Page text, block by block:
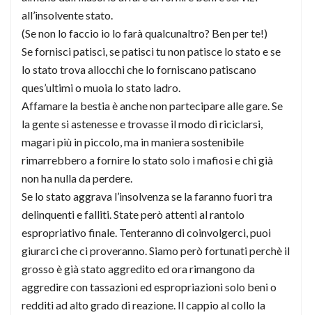
all’insolvente stato.
(Se non lo faccio io lo farà qualcunaltro? Ben per te!)
Se fornisci patisci, se patisci tu non patisce lo stato e se
lo stato trova allocchi che lo forniscano patiscano
ques’ultimi o muoia lo stato ladro.
Affamare la bestia è anche non partecipare alle gare. Se
la gente si astenesse e trovasse il modo di riciclarsi,
magari più in piccolo, ma in maniera sostenibile
rimarrebbero a fornire lo stato solo i mafiosi e chi già
non ha nulla da perdere.
Se lo stato aggrava l’insolvenza se la faranno fuori tra
delinquenti e falliti. State però attenti al rantolo
espropriativo finale. Tenteranno di coinvolgerci, puoi
giurarci che ci proveranno. Siamo però fortunati perchè il
grosso è già stato aggredito ed ora rimangono da
aggredire con tassazioni ed espropriazioni solo beni o
redditi ad alto grado di reazione. Il cappio al collo la